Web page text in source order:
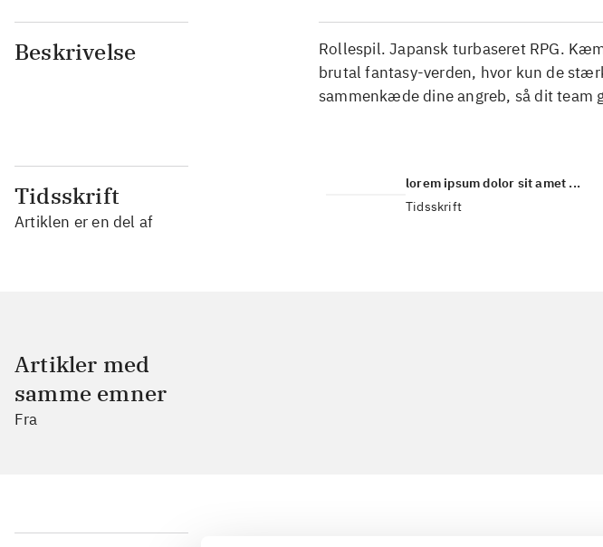
Beskrivelse
Rollespil. Japansk turbaseret RPG.
brutal fantasy-verden, hvor kun de
sammenkæde dine angreb, så dit team
Tidsskrift
Artiklen er en del af
lorem ipsum dolor sit amet ...
Tidsskrift
Artikler med
samme emner
Fra